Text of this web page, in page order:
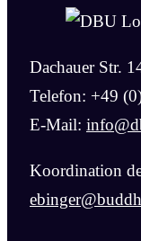
Dachauer Str.
Telefon: +49
E-Mail:
Koordination